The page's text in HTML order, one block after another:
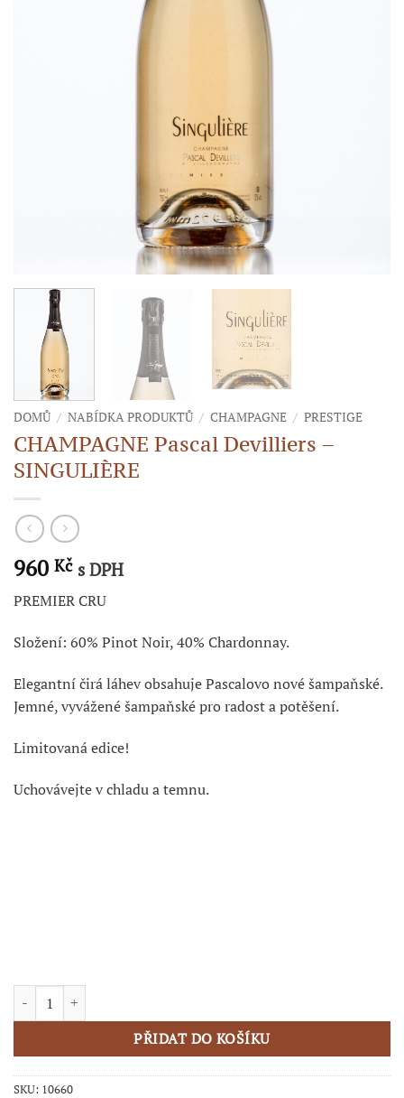
DOMŮ / NABÍDKA PRODUKTŮ / CHAMPAGNE / PRESTIGE
CHAMPAGNE Pascal Devilliers –
SINGULIÈRE
960 Kč s DPH
PREMIER CRU
Složení: 60% Pinot Noir, 40% Chardonnay.
Elegantní čirá láhev obsahuje Pascalovo nové šampaňské.
Jemné, vyvážené šampaňské pro radost a potěšení.
Limitovaná edice!
Uchovávejte v chladu a temnu.
PŘIDAT DO KOŠÍKU
SKU: 10660